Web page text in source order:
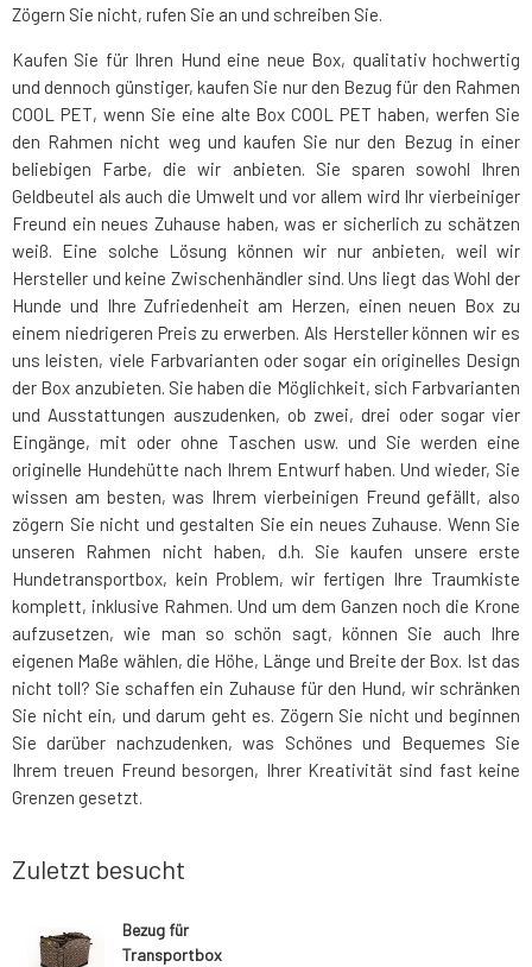
Zögern Sie nicht, rufen Sie an und schreiben Sie.
Kaufen Sie für Ihren Hund eine neue Box, qualitativ hochwertig
und dennoch günstiger, kaufen Sie nur den Bezug für den Rahmen
COOL PET, wenn Sie eine alte Box COOL PET haben, werfen Sie
den Rahmen nicht weg und kaufen Sie nur den Bezug in einer
beliebigen Farbe, die wir anbieten. Sie sparen sowohl Ihren
Geldbeutel als auch die Umwelt und vor allem wird Ihr vierbeiniger
Freund ein neues Zuhause haben, was er sicherlich zu schätzen
weiß. Eine solche Lösung können wir nur anbieten, weil wir
Hersteller und keine Zwischenhändler sind. Uns liegt das Wohl der
Hunde und Ihre Zufriedenheit am Herzen, einen neuen Box zu
einem niedrigeren Preis zu erwerben. Als Hersteller können wir es
uns leisten, viele Farbvarianten oder sogar ein originelles Design
der Box anzubieten. Sie haben die Möglichkeit, sich Farbvarianten
und Ausstattungen auszudenken, ob zwei, drei oder sogar vier
Eingänge, mit oder ohne Taschen usw. und Sie werden eine
originelle Hundehütte nach Ihrem Entwurf haben. Und wieder, Sie
wissen am besten, was Ihrem vierbeinigen Freund gefällt, also
zögern Sie nicht und gestalten Sie ein neues Zuhause. Wenn Sie
unseren Rahmen nicht haben, d.h. Sie kaufen unsere erste
Hundetransportbox, kein Problem, wir fertigen Ihre Traumkiste
komplett, inklusive Rahmen. Und um dem Ganzen noch die Krone
aufzusetzen, wie man so schön sagt, können Sie auch Ihre
eigenen Maße wählen, die Höhe, Länge und Breite der Box. Ist das
nicht toll? Sie schaffen ein Zuhause für den Hund, wir schränken
Sie nicht ein, und darum geht es. Zögern Sie nicht und beginnen
Sie darüber nachzudenken, was Schönes und Bequemes Sie
Ihrem treuen Freund besorgen, Ihrer Kreativität sind fast keine
Grenzen gesetzt.
Zuletzt besucht
Bezug für
Transportbox